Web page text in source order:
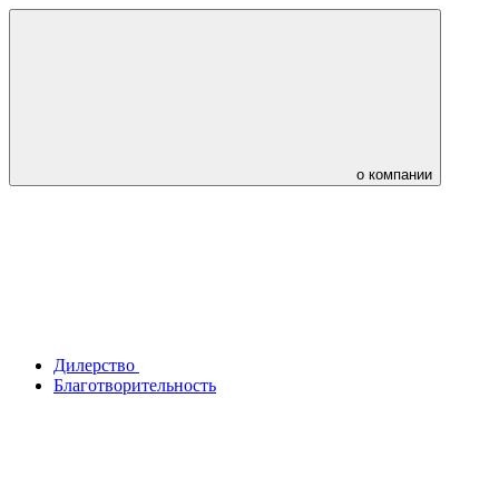
о компании
Дилерство
Благотворительность